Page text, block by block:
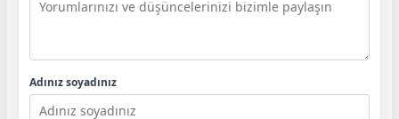
Adınız soyadınız